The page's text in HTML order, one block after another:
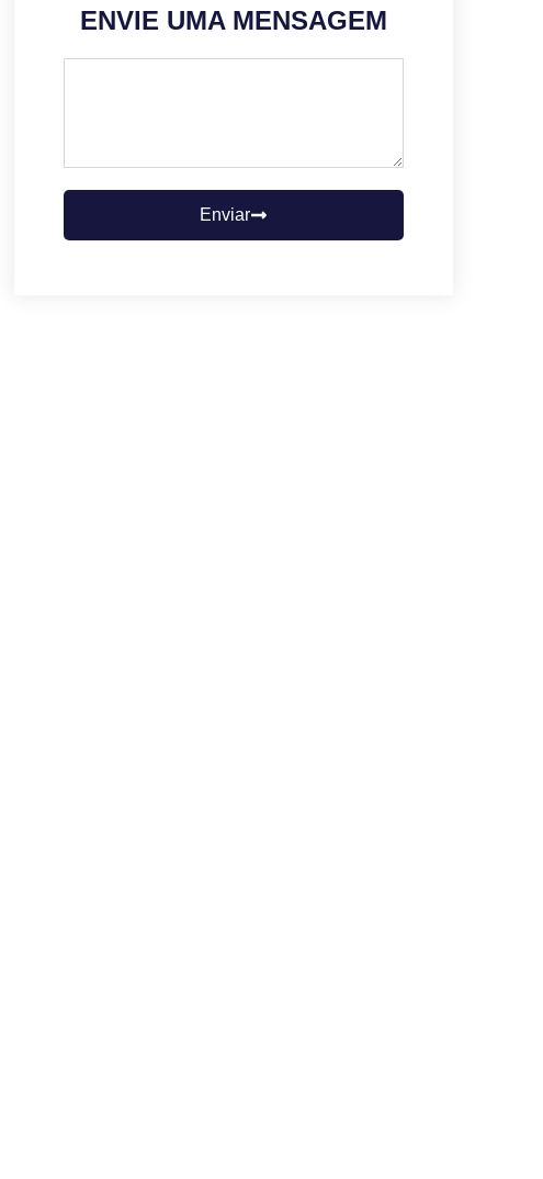
ENVIE UMA MENSAGEM
Enviar